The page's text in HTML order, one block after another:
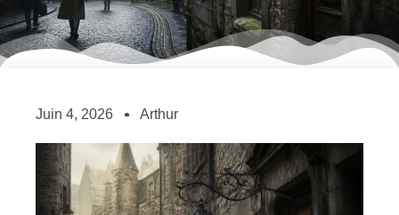
Juin 4, 2026 Arthur